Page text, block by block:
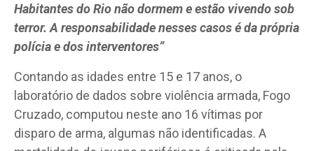
Habitantes do Rio não dormem e estão vivendo sob
terror. A responsabilidade nesses casos é da própria
polícia e dos interventores”
Contando as idades entre 15 e 17 anos, o
laboratório de dados sobre violência armada, Fogo
Cruzado, computou neste ano 16 vítimas por
disparo de arma, algumas não identificadas. A